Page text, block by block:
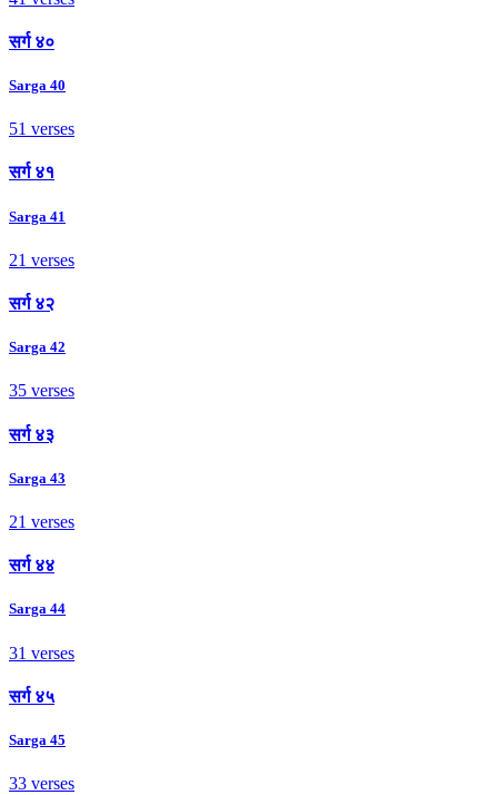
सर्ग ४०
Sarga 40
51 verses
सर्ग ४१
Sarga 41
21 verses
सर्ग ४२
Sarga 42
35 verses
सर्ग ४३
Sarga 43
21 verses
सर्ग ४४
Sarga 44
31 verses
सर्ग ४५
Sarga 45
33 verses